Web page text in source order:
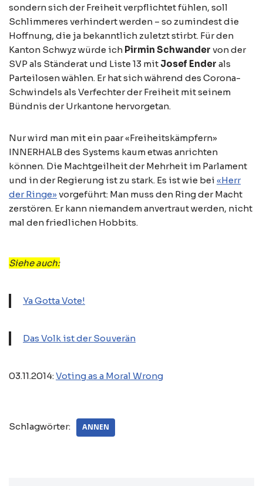
sondern sich der Freiheit verpflichtet fühlen, soll
Schlimmeres verhindert werden – so zumindest die
Hoffnung, die ja bekanntlich zuletzt stirbt. Für den
Kanton Schwyz würde ich Pirmin Schwander von der
SVP als Ständerat und Liste 13 mit Josef Ender als
Parteilosen wählen. Er hat sich während des Corona-
Schwindels als Verfechter der Freiheit mit seinem
Bündnis der Urkantone hervorgetan.
Nur wird man mit ein paar «Freiheitskämpfern»
INNERHALB des Systems kaum etwas anrichten
können. Die Machtgeilheit der Mehrheit im Parlament
und in der Regierung ist zu stark. Es ist wie bei «Herr
der Ringe» vorgeführt: Man muss den Ring der Macht
zerstören. Er kann niemandem anvertraut werden, nicht
mal den friedlichen Hobbits.
Siehe auch:
Ya Gotta Vote!
Das Volk ist der Souverän
03.11.2014:Voting as a Moral Wrong
Schlagwörter: ANNEN